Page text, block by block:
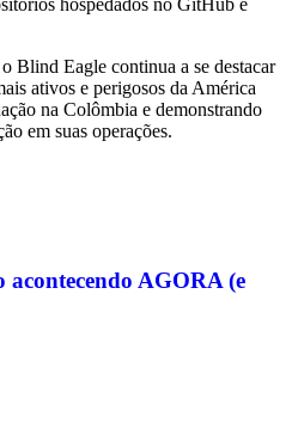
hospedados no GitHub e
Blind Eagle continua a se destacar
ativos e perigosos da América
na Colômbia e demonstrando
em suas operações.
acontecendo AGORA (e